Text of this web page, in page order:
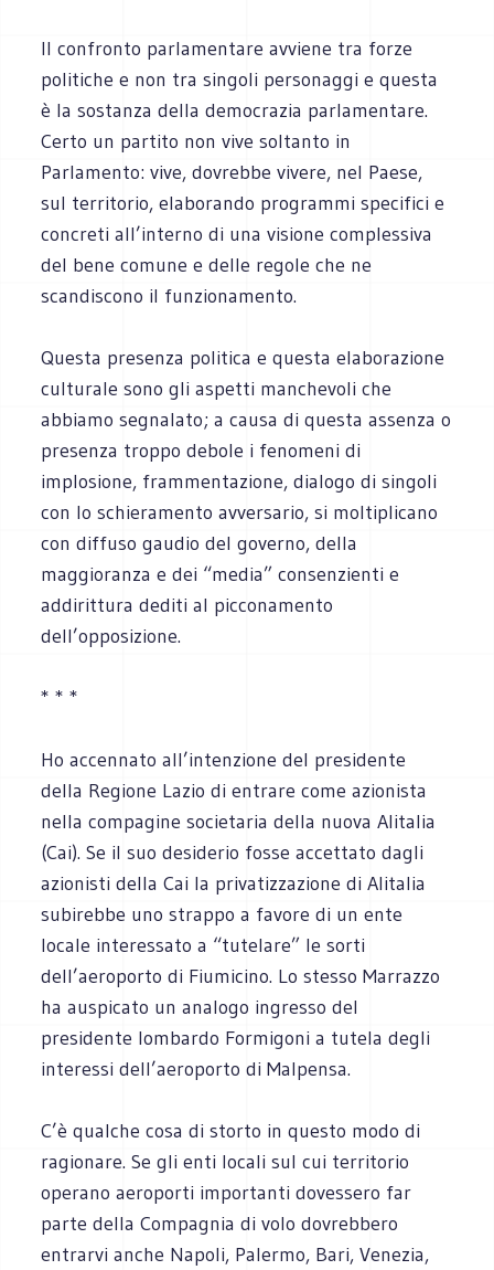
Il confronto parlamentare avviene tra forze
politiche e non tra singoli personaggi e questa
è la sostanza della democrazia parlamentare.
Certo un partito non vive soltanto in
Parlamento: vive, dovrebbe vivere, nel Paese,
sul territorio, elaborando programmi specifici e
concreti all’interno di una visione complessiva
del bene comune e delle regole che ne
scandiscono il funzionamento.
Questa presenza politica e questa elaborazione
culturale sono gli aspetti manchevoli che
abbiamo segnalato; a causa di questa assenza o
presenza troppo debole i fenomeni di
implosione, frammentazione, dialogo di singoli
con lo schieramento avversario, si moltiplicano
con diffuso gaudio del governo, della
maggioranza e dei “media” consenzienti e
addirittura dediti al picconamento
dell’opposizione.
* * *
Ho accennato all’intenzione del presidente
della Regione Lazio di entrare come azionista
nella compagine societaria della nuova Alitalia
(Cai). Se il suo desiderio fosse accettato dagli
azionisti della Cai la privatizzazione di Alitalia
subirebbe uno strappo a favore di un ente
locale interessato a “tutelare” le sorti
dell’aeroporto di Fiumicino. Lo stesso Marrazzo
ha auspicato un analogo ingresso del
presidente lombardo Formigoni a tutela degli
interessi dell’aeroporto di Malpensa.
C’è qualche cosa di storto in questo modo di
ragionare. Se gli enti locali sul cui territorio
operano aeroporti importanti dovessero far
parte della Compagnia di volo dovrebbero
entrarvi anche Napoli, Palermo, Bari, Venezia,